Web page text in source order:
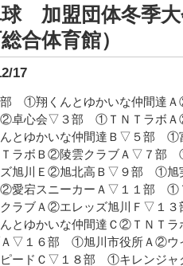
加盟団体冬季大
合体育館）
17
①翔くんとゆかいな仲間達
②卓心会▽３部 ①ＴＮＴラボ
とゆかいな仲間達Ｂ▽５部
ラボＢ②陵雲クラブＡ▽７
ズ旭川Ｅ②旭北高Ｂ▽９部 ①
②愛宕スニーカーＡ▽１１部
クラブＡ②エレッズ旭川Ｆ▽
とゆかいな仲間達Ｃ②ＴＮＴ
Ａ▽１６部 ①旭川市役所Ａ②
ピードＣ▽１８部 ①キレンジ